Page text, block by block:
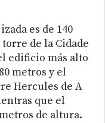
es de 140
de la Cidade
edificio más alto
metros y el
Hercules de A
que el
de altura.